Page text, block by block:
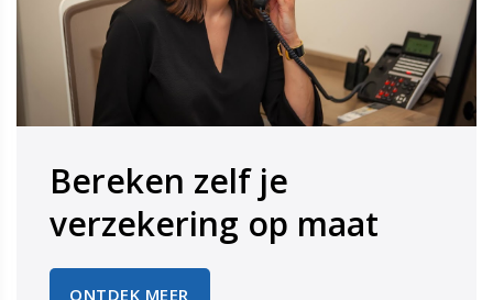
Bereken zelf je
​​​​​​​verzekering op maat
ONTDEK MEER